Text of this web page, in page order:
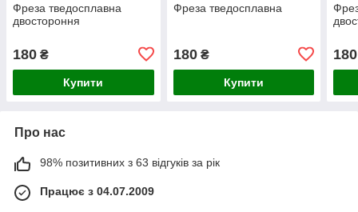
Фреза тведосплавна
двостороння
180 ₴
Купити
Фреза тведосплавна
180₴
Купити
180
Про нас
98% позитивних з 63 відгуків за рік
Працює з 04.07.2009